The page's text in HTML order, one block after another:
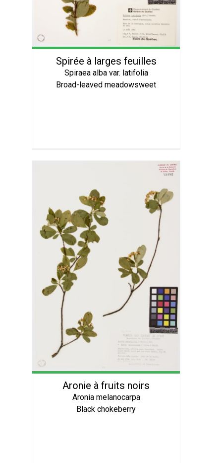
Spirée à larges feuilles
Spiraea alba var. latifolia
Broad-leaved meadowsweet
Aronie à fruits noirs
Aronia melanocarpa
Black chokeberry